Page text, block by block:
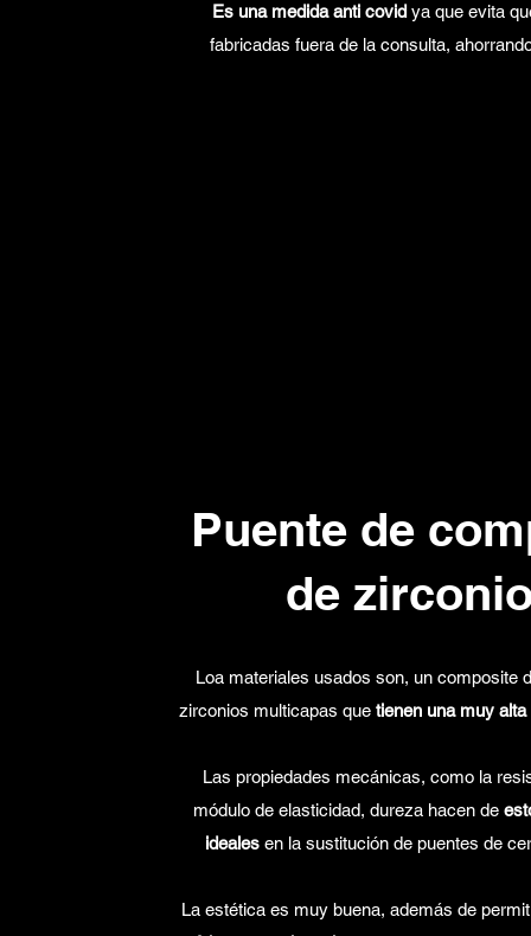
Es una medida anti covid ya que evita
fabricadas fuera de la consulta,
Puente de
de
Loa materiales usados son, un composite
zirconios multicapas que tienen una muy
Las propiedades mecánicas, como la
módulo de elasticidad, dureza hacen de
ideales en la sustitución de puentes de
La estética es muy buena, además de